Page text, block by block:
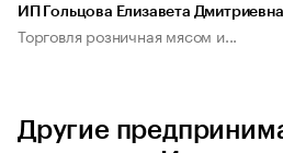
ИП Гольцова Елизавета Дмитриевна
Торговля розничная мясом и...
Другие